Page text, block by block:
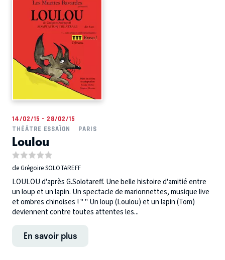
14/02/15 - 28/02/15
THÉÂTRE ESSAÏON
PARIS
Loulou
de Grégoire SOLOTAREFF
LOULOU d'après G.Solotareff. Une belle histoire d'amitié entre
un loup et un lapin. Un spectacle de marionnettes, musique live
et ombres chinoises ! " " Un loup (Loulou) et un lapin (Tom)
deviennent contre toutes attentes les...
En savoir plus